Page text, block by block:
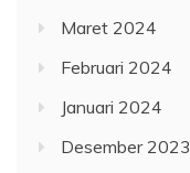
Maret 2024
Februari 2024
Januari 2024
Desember 2023